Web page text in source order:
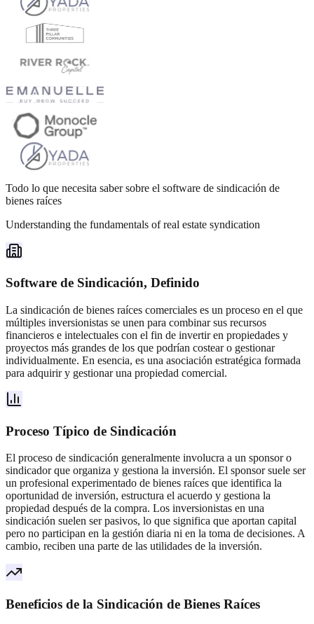
Todo lo que necesita saber sobre el software de sindicación de
bienes raíces
Understanding the fundamentals of real estate syndication
Software de Sindicación, Definido
La sindicación de bienes raíces comerciales es un proceso en el que
múltiples inversionistas se unen para combinar sus recursos
financieros e intelectuales con el fin de invertir en propiedades y
proyectos más grandes de los que podrían costear o gestionar
individualmente. En esencia, es una asociación estratégica formada
para adquirir y gestionar una propiedad comercial.
Proceso Típico de Sindicación
El proceso de sindicación generalmente involucra a un sponsor o
sindicador que organiza y gestiona la inversión. El sponsor suele ser
un profesional experimentado de bienes raíces que identifica la
oportunidad de inversión, estructura el acuerdo y gestiona la
propiedad después de la compra. Los inversionistas en una
sindicación suelen ser pasivos, lo que significa que aportan capital
pero no participan en la gestión diaria ni en la toma de decisiones. A
cambio, reciben una parte de las utilidades de la inversión.
Beneficios de la Sindicación de Bienes Raíces